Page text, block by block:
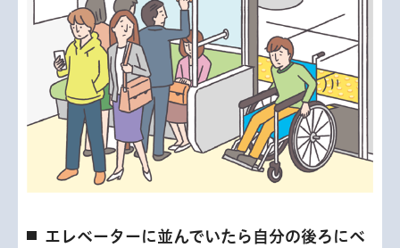
エレベーターに並んでいたら自分の後ろにベ